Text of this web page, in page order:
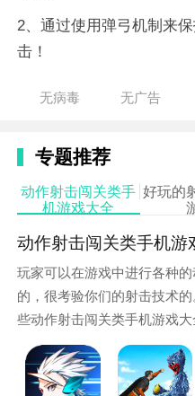
2、通过使用弹弓机制来
击！
3、安装和发挥你的新游
游戏玩法：
1、是一款非常有创意的
家要调整射击角度。
2、射击在天空中飞翔的
不能放过任何一只外星鸟
3、通过点击屏幕来控制
游戏测评：
无病毒 无广告
专题推荐
动作射击闯关类手
机游戏大全
好玩的
动作射击闯关类手机游
玩家可以在游戏中进行各种
的，很考验你们的射击技术
些动作射击闯关类手机游戏大